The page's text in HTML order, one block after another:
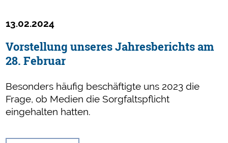
13.02.2024
Vorstellung unseres Jahresberichts am
28. Februar
Besonders häufig beschäftigte uns 2023 die
Frage, ob Medien die Sorgfaltspflicht
eingehalten hatten.